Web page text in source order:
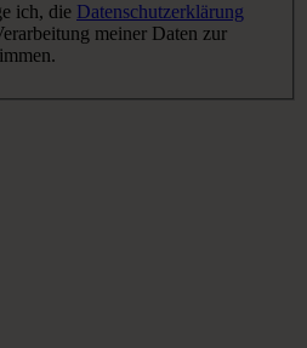
ich, die Datenschutzerklärung
meiner Daten zur